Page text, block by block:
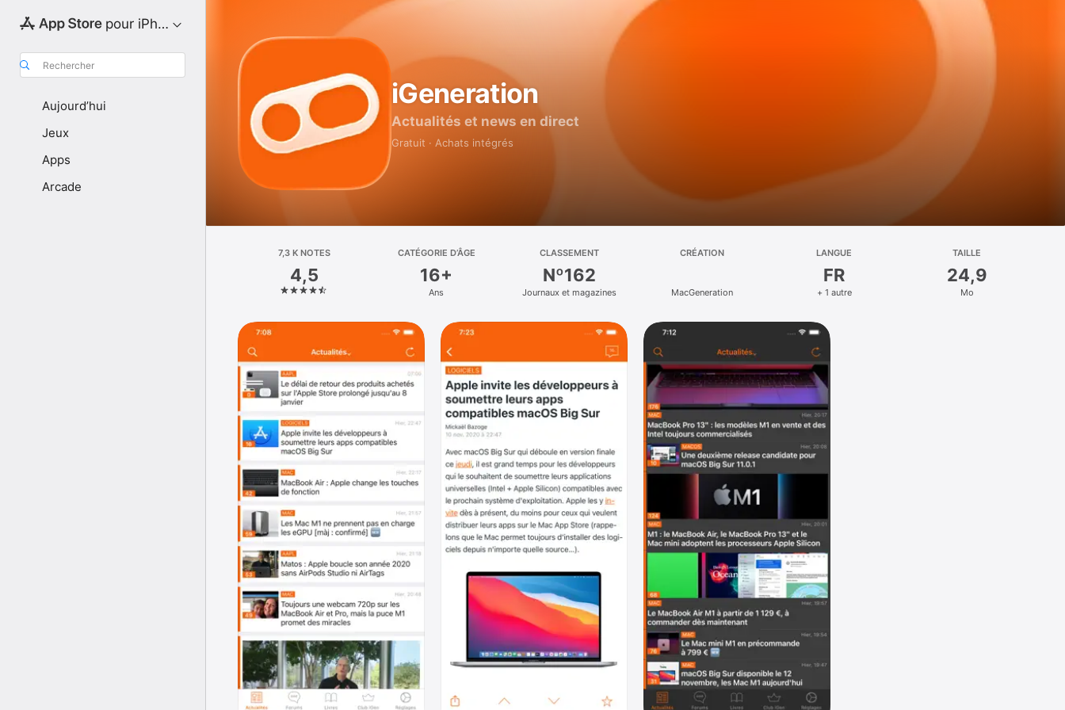
pour iPhone
Rechercher
Aujourd’hui
Jeux
Apps
Arcade
iGeneration
Actualités et news en direct
Gratuit · Achats intégrés
7,3 K NOTES
4,5
CATÉGORIE D’ÂGE
16+
Ans
CLASSEMENT
Nº162
Journaux et magazines
CRÉATION
MacGeneration
LANGUE
FR
+ 1 autre
TAILLE
24,9
Mo